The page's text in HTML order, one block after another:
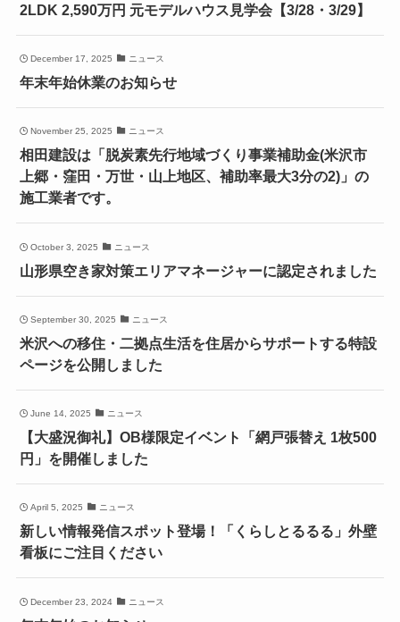
2LDK 2,590万円 元モデルハウス見学会【3/28・3/29】
December 17, 2025 ニュース
年末年始休業のお知らせ
November 25, 2025 ニュース
相田建設は「脱炭素先行地域づくり事業補助金(米沢市
上郷・窪田・万世・山上地区、補助率最大3分の2)」の
施工業者です。
October 3, 2025 ニュース
山形県空き家対策エリアマネージャーに認定されました
September 30, 2025 ニュース
米沢への移住・二拠点生活を住居からサポートする特設
ページを公開しました
June 14, 2025 ニュース
【大盛況御礼】OB様限定イベント「網戸張替え 1枚500
円」を開催しました
April 5, 2025 ニュース
新しい情報発信スポット登場！「くらしとるるる」外壁
看板にご注目ください
December 23, 2024 ニュース